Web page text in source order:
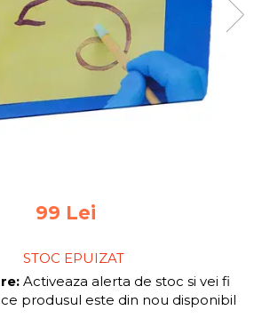
in limba
99 Lei
STOC EPUIZAT
Activeaza alerta de stoc si vei fi
produsul este din nou disponibil